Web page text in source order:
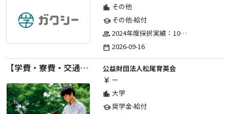
location_city その他
schoolその他-給付
group 2024年度採択実績：107事業（前期45・後期62）、2025年度採択実績：103事業（前期48・後期55）、2026年度採択実績：97事業 ※2026年度より、前期・後期の区分を廃止し、年1回の申請受付となりました。
date_range 2026-09-16
【学費・寮費・交通費給付】2027年度第71期育英生募集
公益財団法人松尾育英会
currency_yen ー
location_city 大学
school奨学金-給付